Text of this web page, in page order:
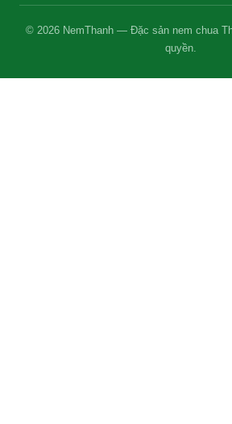
© 2026 NemThanh — Đặc sản nem chua
quyền.